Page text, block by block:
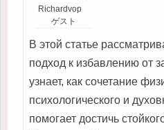
Richardvop
ゲスト
В этой статье
подход к избавлению от
узнает, как сочетание
психологического и
помогает достичь